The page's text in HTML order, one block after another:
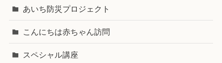
あいち防災プロジェクト
こんにちは赤ちゃん訪問
スペシャル講座